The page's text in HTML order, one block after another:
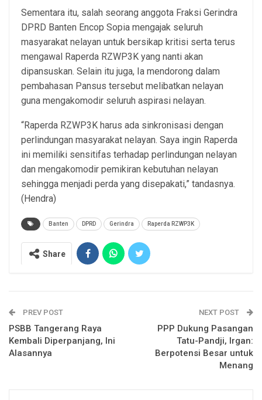
Sementara itu, salah seorang anggota Fraksi Gerindra
DPRD Banten Encop Sopia mengajak seluruh
masyarakat nelayan untuk bersikap kritisi serta terus
mengawal Raperda RZWP3K yang nanti akan
dipansuskan. Selain itu juga, Ia mendorong dalam
pembahasan Pansus tersebut melibatkan nelayan
guna mengakomodir seluruh aspirasi nelayan.
“Raperda RZWP3K harus ada sinkronisasi dengan
perlindungan masyarakat nelayan. Saya ingin Raperda
ini memiliki sensitifas terhadap perlindungan nelayan
dan mengakomodir pemikiran kebutuhan nelayan
sehingga menjadi perda yang disepakati,” tandasnya.
(Hendra)
Banten DPRD Gerindra Raperda RZWP3K
Share
PREV POST
PSBB Tangerang Raya
Kembali Diperpanjang, Ini
Alasannya
NEXT POST
PPP Dukung Pasangan
Tatu-Pandji, Irgan:
Berpotensi Besar untuk
Menang